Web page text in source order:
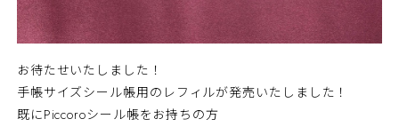
お待たせいたしました！
手帳サイズシール帳用のレフィルが発売いたしました！
既にPiccoroシール帳をお持ちの方